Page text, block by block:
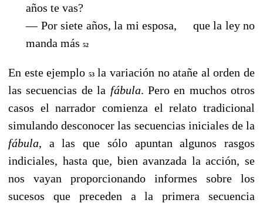
años te vas?
— Por siete años, la mi esposa, que la ley no
manda más 52
En este ejemplo 53la variación no atañe al orden de
las secuencias de la fábula. Pero en muchos otros
casos el narrador comienza el relato tradicional
simulando desconocer las secuencias iniciales de la
fábula, a las que sólo apuntan algunos rasgos
indiciales, hasta que, bien avanzada la acción, se
nos vayan proporcionando informes sobre los
sucesos que preceden a la primera secuencia